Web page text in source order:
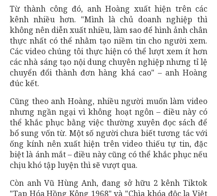
Từ thành công đó, anh Hoàng xuất hiện trên các
kênh nhiều hơn. "Mình là chủ doanh nghiệp thì
không nên diễn xuất nhiều, làm sao để hình ảnh chân
thực nhất có thể nhằm tạo niềm tin cho người xem.
Các video chúng tôi thực hiện có thể lượt xem ít hơn
các nhà sáng tạo nội dung chuyên nghiệp nhưng tỉ lệ
chuyển đổi thành đơn hàng khá cao" – anh Hoàng
đúc kết.
Cũng theo anh Hoàng, nhiều người muốn làm video
nhưng ngần ngại vì không hoạt ngôn – điều này có
thể khắc phục bằng việc thường xuyên đọc sách để
bổ sung vốn từ. Một số người chưa biết tương tác với
ống kính nên xuất hiện trên video thiếu tự tin, đặc
biệt là ánh mắt – điều này cũng có thể khắc phục nếu
chịu khó tập luyện thì sẽ vượt qua.
Còn anh Vũ Hùng Anh, đang sở hữu 2 kênh Tiktok
"Tạp Hóa Hồng Kông 1968" và "Chìa khóa độc lạ Việt